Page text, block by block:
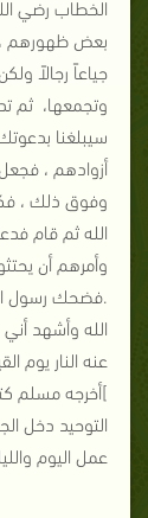
الخطاب رضي
بعض ظهورهم ،
جياعاً رجالاً
وتجمعها، ثم
سيبلغنا
أزوادهم ،
وفوق ذلك ،
الله ثم قام
وأمرهم أن
.فضحك رسول
الله وأشهد
عنه النار يوم
]أخرجه مسلم
التوحيد دخل
عمل اليوم والليلة رقم